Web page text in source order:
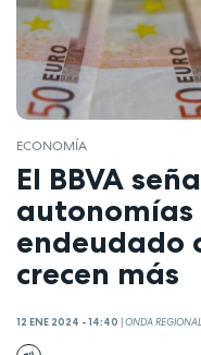
ECONOMÍA
El BBVA
autonomías
endeudado
crecen más
12 ENE 2024 - 14:40 |ONDA REGIONAL